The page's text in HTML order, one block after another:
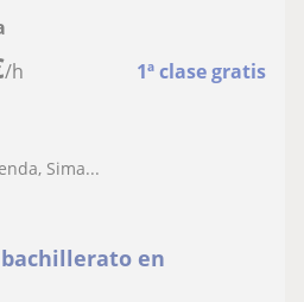
/h 1ª clase gratis
Sima...
bachillerato en